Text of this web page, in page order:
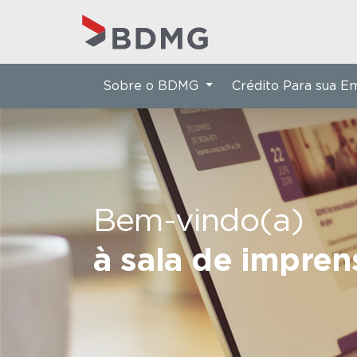
Bem-vindo(a)
à sala de
Sobre o BDMG Crédito Para sua